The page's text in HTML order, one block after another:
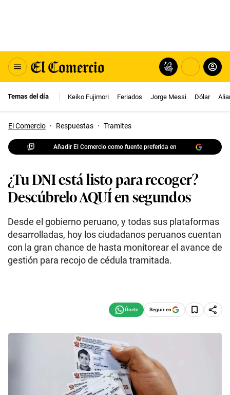
Temas del día Keiko Fujimori Feriados Jorge Messi Dólar
El Comercio · Respuestas · Tramites
Añadir El Comercio como fuente preferida en
¿Tu DNI está listo para recoger?
Descúbrelo AQUÍ en segundos
Desde el gobierno peruano, y todas sus plataformas
desarrolladas, hoy los ciudadanos peruanos cuentan
con la gran chance de hasta monitorear el avance de
gestión para recojo de cédula tramitada.
Seguir en